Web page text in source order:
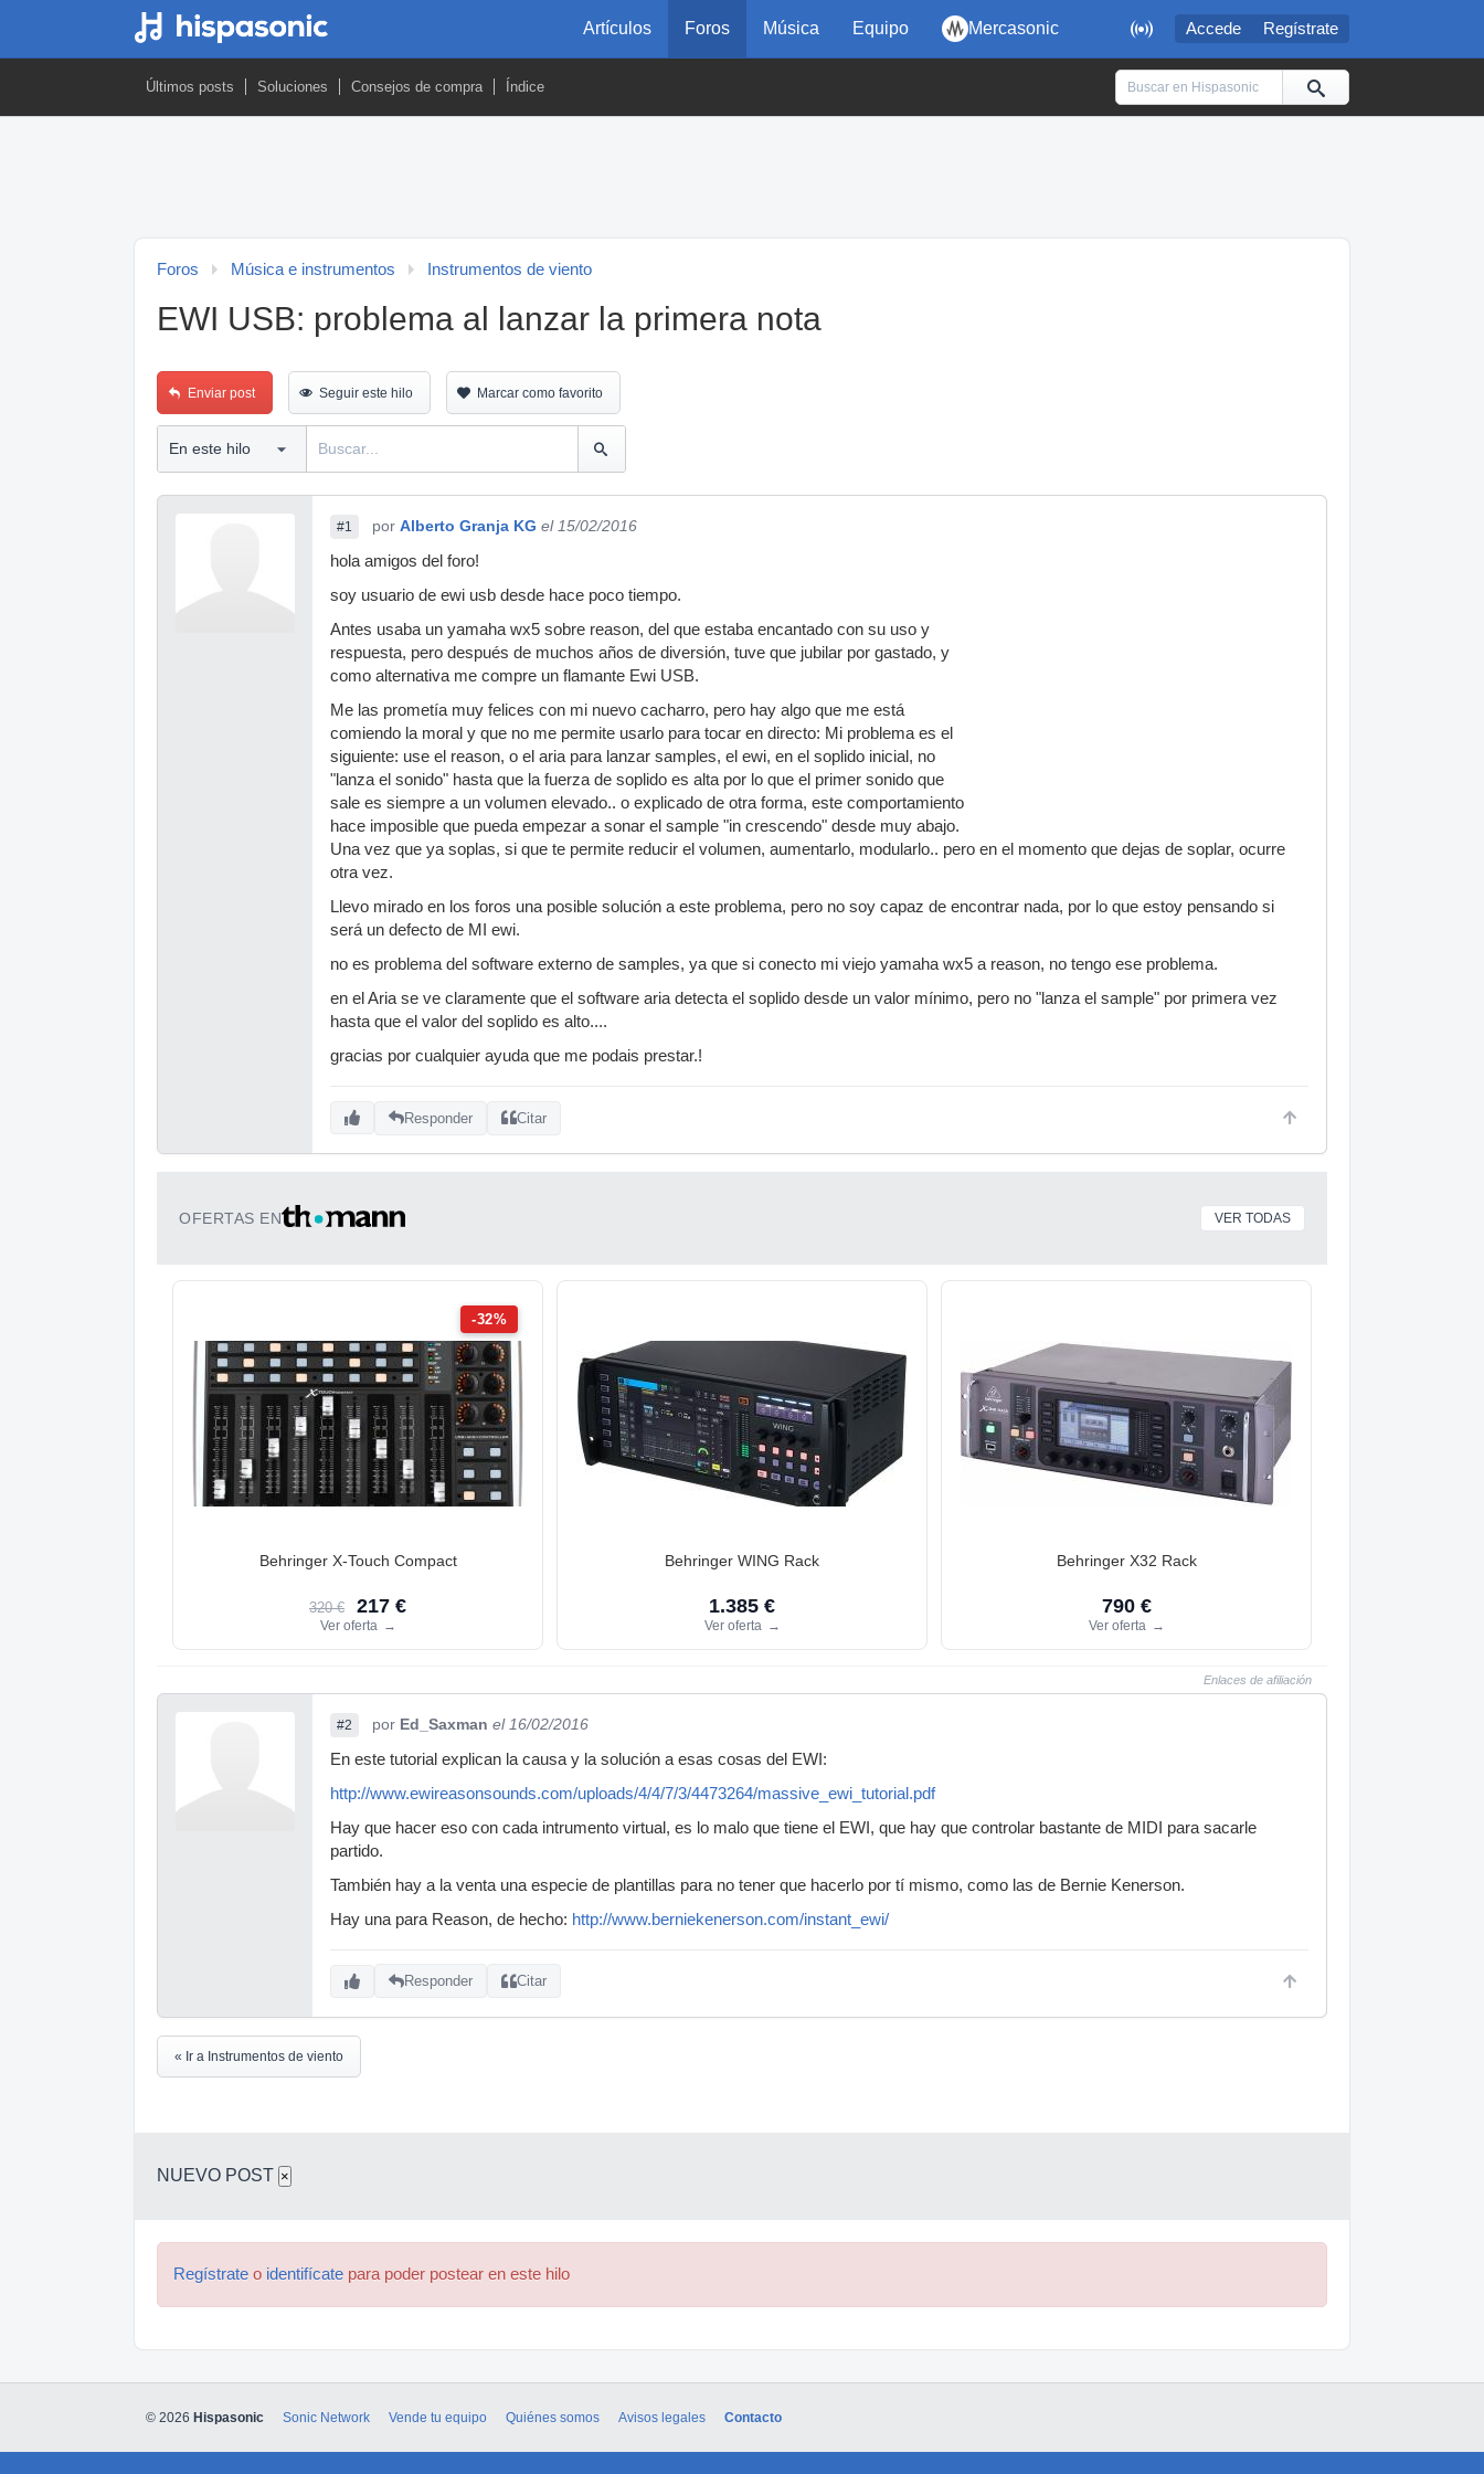
 Accede Regístrate
Artículos Foros Música Equipo Mercasonic
Últimos posts Soluciones Consejos de compra Índice
Foros Música e instrumentos Instrumentos de viento
EWI USB: problema al lanzar la primera nota
Enviar post Seguir este hilo Marcar como favorito
#1 por Alberto Granja KG el 15/02/2016
hola amigos del foro!
soy usuario de ewi usb desde hace poco tiempo.
Antes usaba un yamaha wx5 sobre reason, del que estaba encantado con su uso y
respuesta, pero después de muchos años de diversión, tuve que jubilar por gastado, y
como alternativa me compre un flamante Ewi USB.
Me las prometía muy felices con mi nuevo cacharro, pero hay algo que me está
comiendo la moral y que no me permite usarlo para tocar en directo: Mi problema es el
siguiente: use el reason, o el aria para lanzar samples, el ewi, en el soplido inicial, no
"lanza el sonido" hasta que la fuerza de soplido es alta por lo que el primer sonido que
sale es siempre a un volumen elevado.. o explicado de otra forma, este comportamiento
hace imposible que pueda empezar a sonar el sample "in crescendo" desde muy abajo.
Una vez que ya soplas, si que te permite reducir el volumen, aumentarlo, modularlo.. pero en el momento que dejas de soplar, ocurre
otra vez.
Llevo mirado en los foros una posible solución a este problema, pero no soy capaz de encontrar nada, por lo que estoy pensando si
será un defecto de MI ewi.
no es problema del software externo de samples, ya que si conecto mi viejo yamaha wx5 a reason, no tengo ese problema.
en el Aria se ve claramente que el software aria detecta el soplido desde un valor mínimo, pero no "lanza el sample" por primera vez
hasta que el valor del soplido es alto....
gracias por cualquier ayuda que me podais prestar.!
Responder Citar
OFERTAS EN VER TODAS
-32%
Behringer X-Touch Compact
320 € 217 €
Ver oferta →
Behringer WING Rack
1.385 €
Ver oferta →
Behringer X32 Rack
790 €
Ver oferta →
Enlaces de afiliación
#2 por Ed_Saxman el 16/02/2016
En este tutorial explican la causa y la solución a esas cosas del EWI:
http://www.ewireasonsounds.com/uploads/4/4/7/3/4473264/massive_ewi_tutorial.pdf
Hay que hacer eso con cada intrumento virtual, es lo malo que tiene el EWI, que hay que controlar bastante de MIDI para sacarle
partido.
También hay a la venta una especie de plantillas para no tener que hacerlo por tí mismo, como las de Bernie Kenerson.
Hay una para Reason, de hecho: http://www.berniekenerson.com/instant_ewi/
Responder Citar
« Ir a Instrumentos de viento
NUEVO POST ×
Regístrate o identifícate para poder postear en este hilo
© 2026 Hispasonic Sonic Network Vende tu equipo Quiénes somos Avisos legales Contacto